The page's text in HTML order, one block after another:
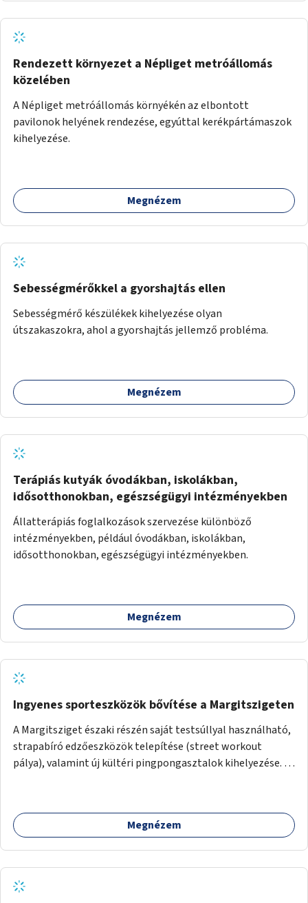
Rendezett környezet a Népliget metróállomás
közelében
A Népliget metróállomás környékén az elbontott
pavilonok helyének rendezése, egyúttal kerékpártámaszok
kihelyezése.
Megnézem
Sebességmérőkkel a gyorshajtás ellen
Sebességmérő készülékek kihelyezése olyan
útszakaszokra, ahol a gyorshajtás jellemző probléma.
Megnézem
Terápiás kutyák óvodákban, iskolákban,
idősotthonokban, egészségügyi intézményekben
Állatterápiás foglalkozások szervezése különböző
intézményekben, például óvodákban, iskolákban,
idősotthonokban, egészségügyi intézményekben.
Megnézem
Ingyenes sporteszközök bővítése a Margitszigeten
A Margitsziget északi részén saját testsúllyal használható,
strapabíró edzőeszközök telepítése (street workout
pálya), valamint új kültéri pingpongasztalok kihelyezése. A
népszerű, ingyenes sportolási lehetőség válna elérhetővé a
sziget északi felén, ahol jelenleg egyetlen asztal sem
Megnézem